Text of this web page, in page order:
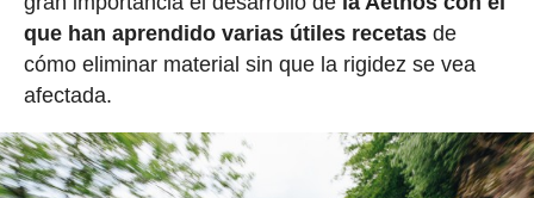
que han aprendido varias útiles recetasde
cómo eliminar material sin que la rigidez se vea
afectada.